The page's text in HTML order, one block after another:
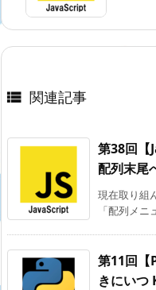
 関連記事
第38回【
配列末尾
現在取り組
「配列メ
第11回【
きにいつ